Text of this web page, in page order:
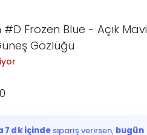
#D Frozen Blue - Açık Mavi
Gözlüğü
7 dk içinde sipariş verirsen, bugün